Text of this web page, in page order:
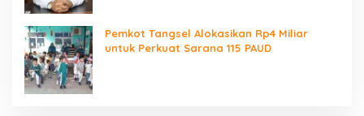
Pemkot Tangsel Alokasikan Rp4 Miliar
untuk Perkuat Sarana 115 PAUD